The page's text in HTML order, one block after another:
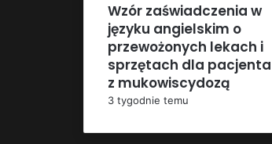
Wzór zaświadczenia w
języku angielskim o
przewożonych lekach i
sprzętach dla pacjenta
z mukowiscydozą
3 tygodnie temu